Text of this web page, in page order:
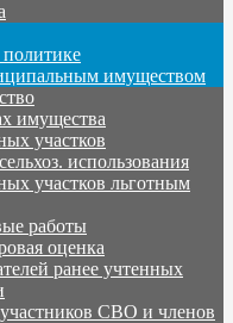
имуществом
имущества
участков
использования
участков льготным
работы
оценка
ранее учтенных
СВО и членов